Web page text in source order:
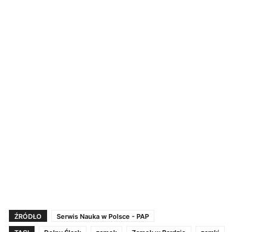
ŹRÓDŁO
Serwis Nauka w Polsce - PAP